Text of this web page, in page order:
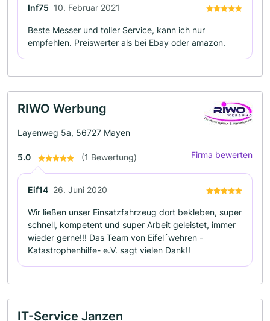
Inf75 10. Februar 2021
Beste Messer und toller Service, kann ich nur
empfehlen. Preiswerter als bei Ebay oder amazon.
RIWO Werbung
Layenweg 5a, 56727 Mayen
5.0 (1 Bewertung) Firma bewerten
Eif14 26. Juni 2020
Wir ließen unser Einsatzfahrzeug dort bekleben, super
schnell, kompetent und super Arbeit geleistet, immer
wieder gerne!!! Das Team von Eifel´wehren -
Katastrophenhilfe- e.V. sagt vielen Dank!!
IT-Service Janzen